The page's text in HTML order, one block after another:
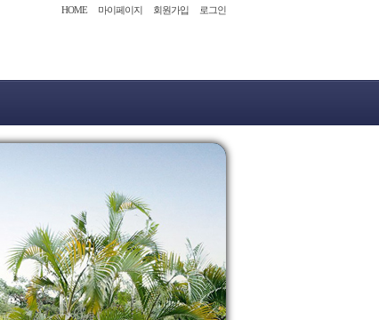
HOME 마이페이지 회원가입 로그인